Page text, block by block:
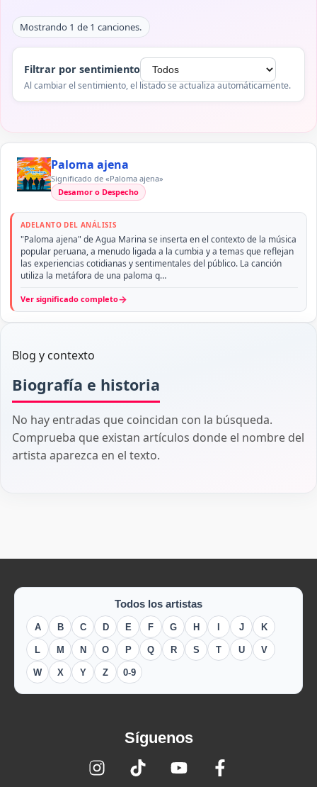
Mostrando 1 de 1 canciones.
Filtrar por sentimiento
Al cambiar el sentimiento, el listado se actualiza automáticamente.
Paloma ajena
Significado de «Paloma ajena»
Desamor o Despecho
ADELANTO DEL ANÁLISIS
"Paloma ajena" de Agua Marina se inserta en el contexto de la música
popular peruana, a menudo ligada a la cumbia y a temas que reflejan
las experiencias cotidianas y sentimentales del público. La canción
utiliza la metáfora de una paloma q…
Ver significado completo→
Blog y contexto
Biografía e historia
No hay entradas que coincidan con la búsqueda.
Comprueba que existan artículos donde el nombre del
artista aparezca en el texto.
Todos los artistas
A B C D E F G H I J K
L M N O P Q R S T U V
W X Y Z 0-9
Síguenos